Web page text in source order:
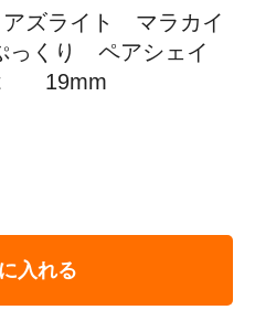
ズライト マラカイ
くり ペアシェイ
19mm
入れる